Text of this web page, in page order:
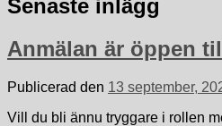
Senaste inlägg
Anmälan är öppen
Publicerad den 13 september,
Vill du bli ännu tryggare i rollen